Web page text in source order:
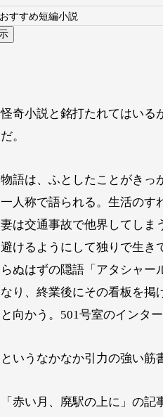
怪奇小説と銘打たれてはいる
だ。
物語は、ふとしたことがきっ
一人称で語られる。生活のす
妻は交通事故で他界してしま
避けるようにして独りで生き
らぬはずの隠語「アタシャ
なり、終業後にその看板を掲
と向かう。501号室のインタ
というなかなか引力の強い
「赤い月、廃駅の上に」の